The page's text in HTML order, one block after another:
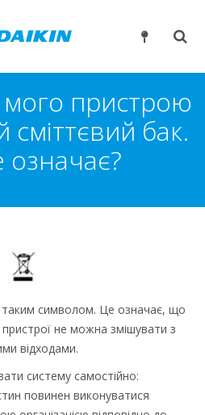
мого пристрою
бак.
символом. Це означає, що
пристрої не можна змішувати з
відходами.
систему самостійно:
повинен виконуватися